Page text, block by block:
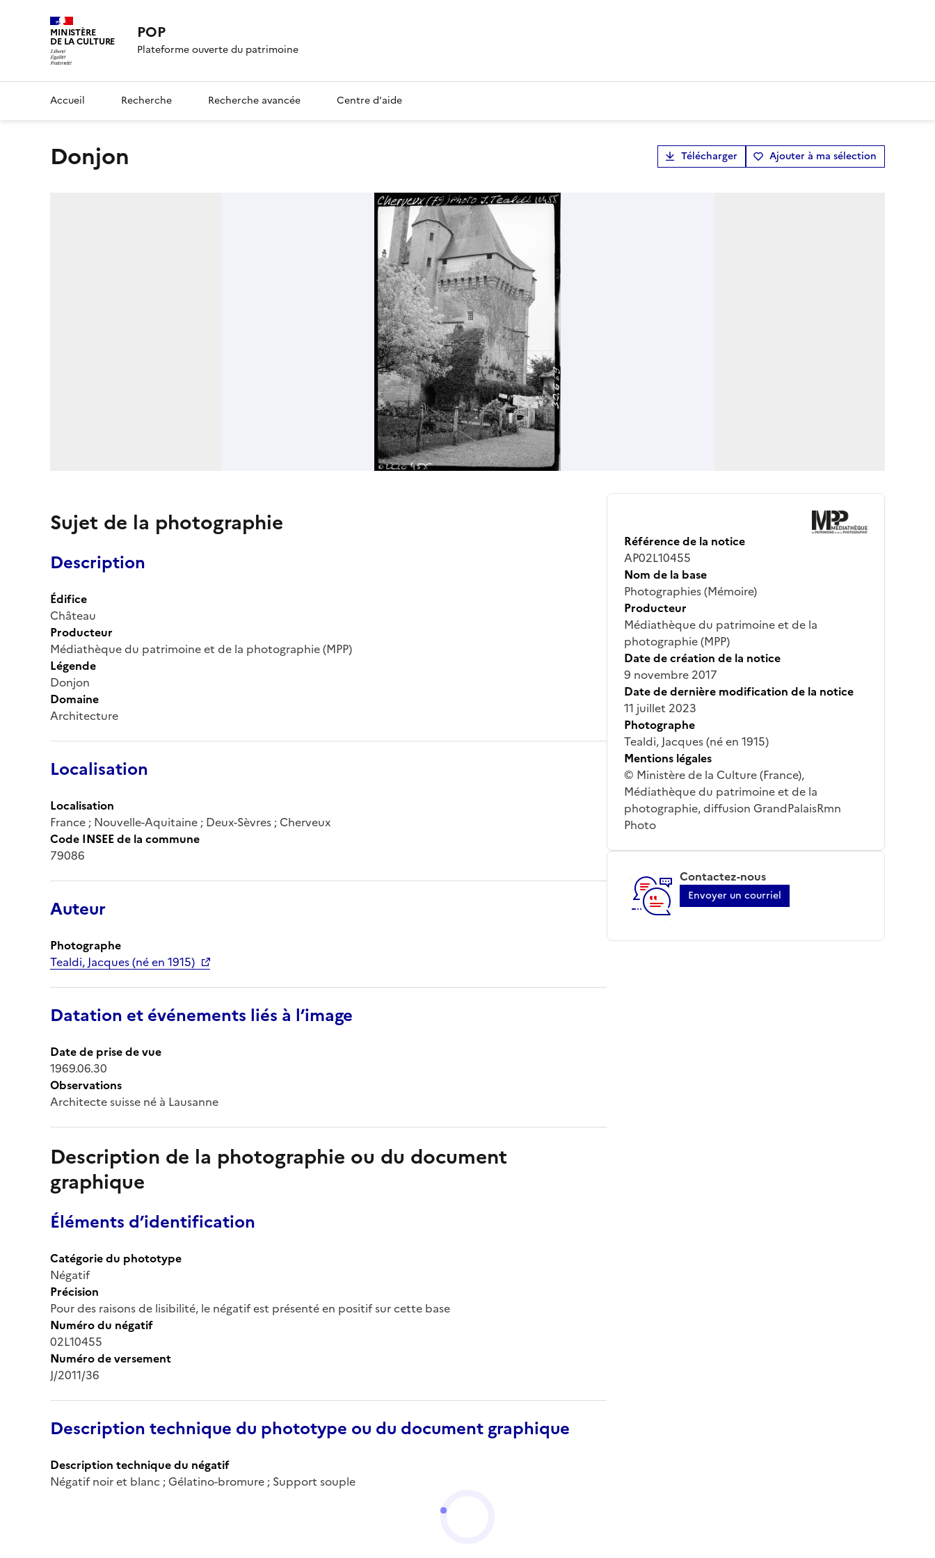
MINISTÈRE
DE LA CULTURE POP
Plateforme ouverte du patrimoine
Accueil Recherche Recherche avancée Centre d'aide
Donjon Télécharger Ajouter à ma sélection
Sujet de la photographie
Description
Édifice
Château
Producteur
Médiathèque du patrimoine et de la photographie (MPP)
Légende
Donjon
Domaine
Architecture
Localisation
Localisation
France ; Nouvelle-Aquitaine ; Deux-Sèvres ; Cherveux
Code INSEE de la commune
79086
Auteur
Photographe
Tealdi, Jacques (né en 1915)
Datation et événements liés à l’image
Date de prise de vue
1969.06.30
Observations
Architecte suisse né à Lausanne
Description de la photographie ou du document
graphique
Éléments d’identification
Catégorie du phototype
Négatif
Précision
Pour des raisons de lisibilité, le négatif est présenté en positif sur cette base
Numéro du négatif
02L10455
Numéro de versement
J/2011/36
Description technique du phototype ou du document graphique
Description technique du négatif
Négatif noir et blanc ; Gélatino-bromure ; Support souple
Référence de la notice
AP02L10455
Nom de la base
Photographies (Mémoire)
Producteur
Médiathèque du patrimoine et de la
photographie (MPP)
Date de création de la notice
9 novembre 2017
Date de dernière modification de la notice
11 juillet 2023
Photographe
Tealdi, Jacques (né en 1915)
Mentions légales
© Ministère de la Culture (France),
Médiathèque du patrimoine et de la
photographie, diffusion GrandPalaisRmn
Photo
Contactez-nous
Envoyer un courriel